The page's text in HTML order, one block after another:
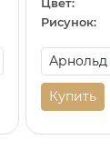
Цвет:
Рисунок:
Купить